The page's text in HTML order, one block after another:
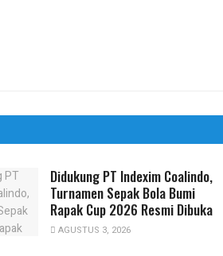
Didukung PT Indexim Coalindo,
Turnamen Sepak Bola Bumi
Rapak Cup 2026 Resmi Dibuka
AGUSTUS 3, 2026